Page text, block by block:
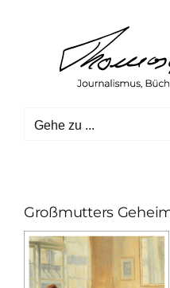
springen
Gehe zu ...
Großmutters